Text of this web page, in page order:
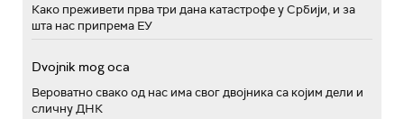
Како преживети прва три дана катастрофе у Србији, и за
шта нас припрема ЕУ
Dvojnik mog oca
Вероватно свако од нас има свог двојника са којим дели и
сличну ДНК